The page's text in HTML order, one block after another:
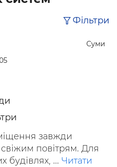
Фільтри
Суми
завжди
повітрям. Для
будівлях, ... Читати